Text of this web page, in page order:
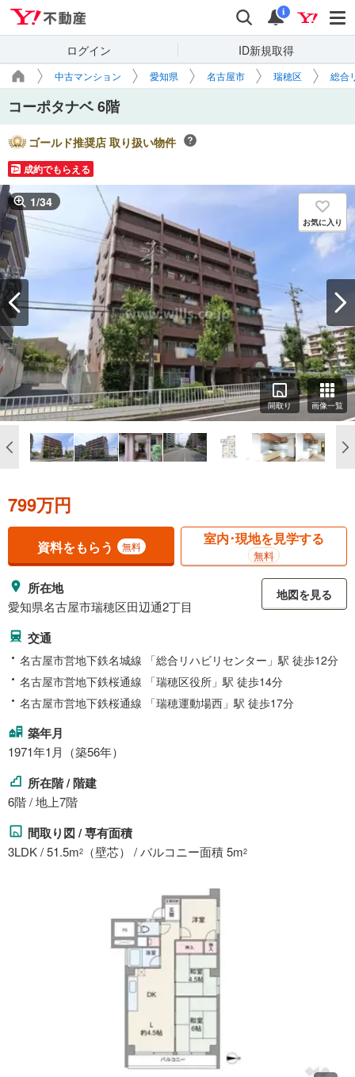
検索 通知
i
ログイン ID新規取得
中古マンション 愛知県 名古屋市 瑞穂区 総合
コーポタナベ 6階
ゴールド推奨店 取り扱い物件
成約でもらえる
1/34
お気に入り
間取り 画像一覧
799万円
資料をもらう 無料 室内･現地を見学する
無料
所在地
愛知県名古屋市瑞穂区田辺通2丁目
地図を見る
交通
名古屋市営地下鉄名城線 「総合リハビリセンター」駅 徒歩12分
名古屋市営地下鉄桜通線 「瑞穂区役所」駅 徒歩14分
名古屋市営地下鉄桜通線 「瑞穂運動場西」駅 徒歩17分
築年月
1971年1月（築56年）
所在階 / 階建
6階 / 地上7階
間取り図 / 専有面積
3LDK / 51.5m2 （壁芯） / バルコニー面積 5m2